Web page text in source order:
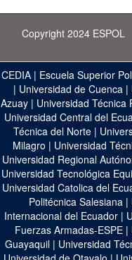
Copyright 2024 ESPOL
CEDIA| Escuela Superior
| Universidad de Cuenca|
Azuay| Universidad Técnica
Universidad Central del
Técnica del Norte |
Milagro | Universidad
Universidad Regional
Universidad Tecnológica
Universidad Catolica del
Politécnica Salesiana |
Internacional del Ecuador |
Fuerzas Armadas-ESPE |
Guayaquil| Universidad